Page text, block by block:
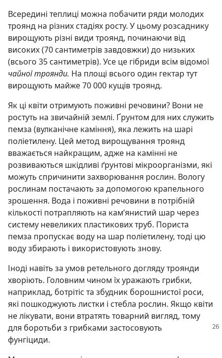
Всередині теплиці можна побачити ряди молодих
троянд на різних стадіях росту. У цьому розсаднику
вирощують різні види троянд, починаючи від
високих (70 сантиметрів завдовжки) до низьких
(всього 35 сантиметрів). Усе це гібриди всім відомої
чайної троянди. На площі всього один гектар тут
вирощують майже 70 000 кущів троянд.
Як ці квіти отримують поживні речовини? Вони не
ростуть на звичайній землі. Ґрунтом для них служить
пемза (вулканічне каміння), яка лежить на шарі
поліетилену. Цей метод вирощування троянд
вважається найкращим, адже на камінні не
розвиваються шкідливі ґрунтові мікроорганізми, які
можуть спричинити захворювання рослин. Вологу
рослинам постачають за допомогою крапельного
зрошення. Вода і поживні речовини в потрібній
кількості потрапляють на кам’янистий шар через
систему невеликих пластикових труб. Пориста
пемза пропускає воду на шар поліетилену, тоді цю
воду збирають і використовують знову.
Іноді навіть за умов ретельного догляду троянди
хворіють. Головним чином їх уражають грибки,
наприклад, ботрітіс та збудник борошнистої роси,
які пошкоджують листки і стебла рослин. Якщо квіти
не лікувати, вони втратять товарний вигляд, тому
для боротьби з грибками застосовують
фунгіциди.